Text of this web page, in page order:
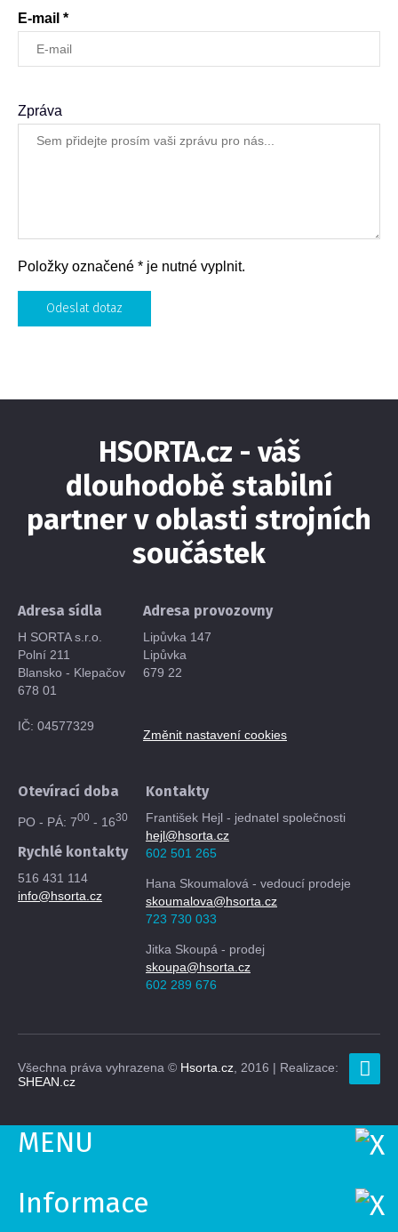
E-mail *
Zpráva
Položky označené * je nutné vyplnit.
Odeslat dotaz
HSORTA.cz - váš
dlouhodobě stabilní
partner v oblasti strojních
součástek
Adresa sídla
H SORTA s.r.o.
Polní 211
Blansko - Klepačov
678 01
IČ: 04577329
Adresa provozovny
Lipůvka 147
Lipůvka
679 22
Změnit nastavení cookies
Otevírací doba
PO - PÁ: 700 - 1630
Rychlé kontakty
516 431 114
info@hsorta.cz
Kontakty
František Hejl - jednatel společnosti
hejl@hsorta.cz
602 501 265
Hana Skoumalová - vedoucí prodeje
skoumalova@hsorta.cz
723 730 033
Jitka Skoupá - prodej
skoupa@hsorta.cz
602 289 676
Všechna práva vyhrazena © Hsorta.cz , 2016 | Realizace:
SHEAN.cz
MENU
Informace